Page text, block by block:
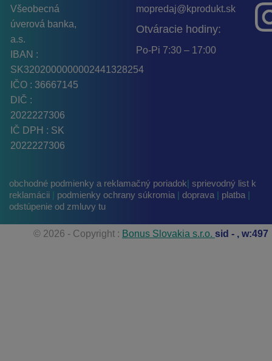
Všeobecná
úverová banka,
a.s.
IBAN :
SK3202000000002441328254
IČO : 36667145
DIČ :
2022227306
IČ DPH : SK
2022227306
mopredaj@kprodukt.sk
Otváracie hodiny:
Po-Pi 7:30 – 17:00
obchodné podmienky a reklamačný poriadok| sprievodný list k
reklamácii
podmienky ochrany súkromia | doprava | platba |
odstúpenie od zmluvy tu
© 2026 - Copyright : Bonus Slovakia s.r.o. sid - , w:497